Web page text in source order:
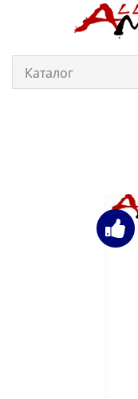
Каталог